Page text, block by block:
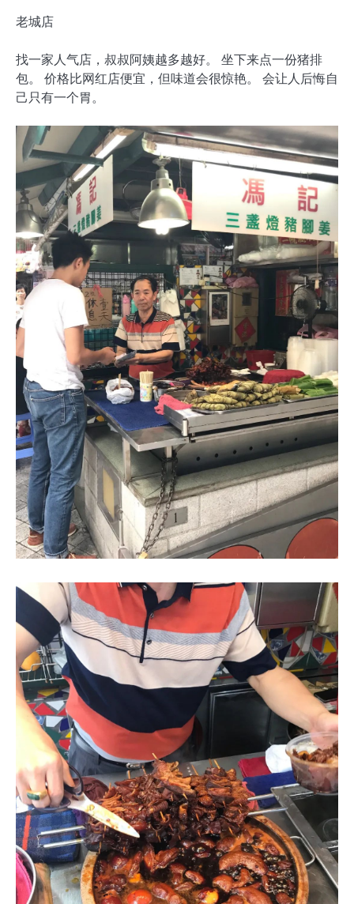
老城店
找一家人气店，叔叔阿姨越多越好。 坐下来点一份猪排
包。 价格比网红店便宜，但味道会很惊艳。 会让人后悔自
己只有一个胃。